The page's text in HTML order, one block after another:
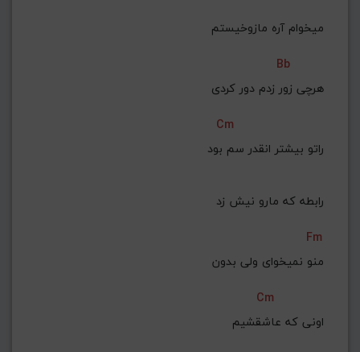
میخوام آره مازوخیستم
Bb
هرچی زور زدم دور کردی
Cm
راتو بیشتر انقدر سم بود
رابطه که مارو نیش زد
Fm
منو نمیخوای ولی بدون
Cm
اونی که عاشقشیم